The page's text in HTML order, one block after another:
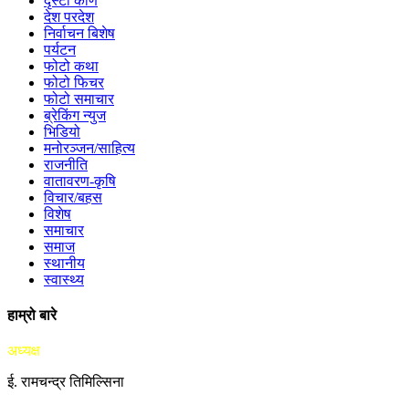
देश परदेश
निर्वाचन बिशेष
पर्यटन
फोटो कथा
फोटो फिचर
फोटो समाचार
ब्रेकिंग न्युज
भिडियो
मनोरञ्जन/साहित्य
राजनीति
वातावरण-कृषि
विचार/बहस
विशेष
समाचार
समाज
स्थानीय
स्वास्थ्य
हाम्रो बारे
अध्यक्ष
ई. रामचन्द्र तिमिल्सिना